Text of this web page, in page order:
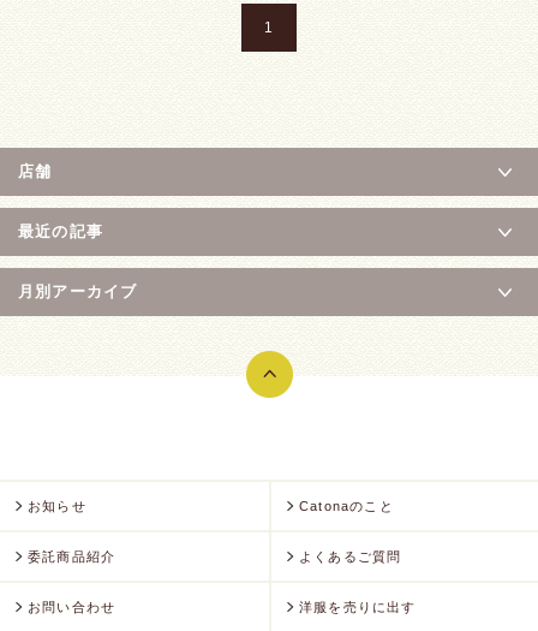
1
店舗
最近の記事
月別アーカイブ
お知らせ Catonaのこと
委託商品紹介 よくあるご質問
お問い合わせ 洋服を売りに出す